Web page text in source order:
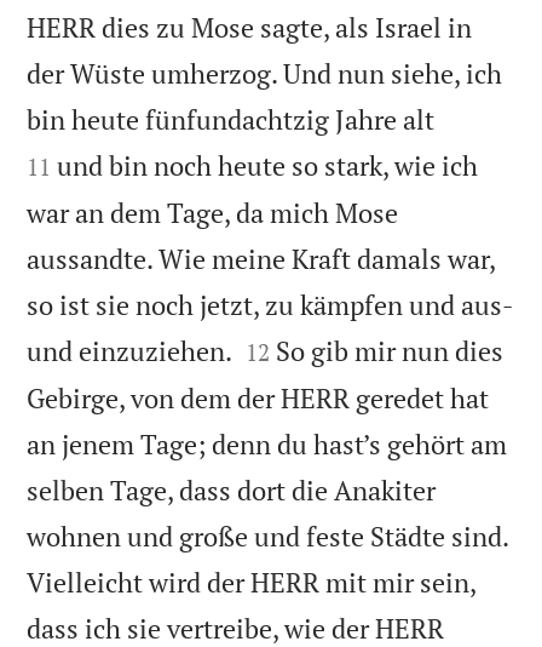
HERR dies zu Mose sagte, als Israel in
der Wüste umherzog. Und nun siehe, ich
bin heute fünfundachtzig Jahre alt
11 und bin noch heute so stark, wie ich
war an dem Tage, da mich Mose
aussandte. Wie meine Kraft damals war,
so ist sie noch jetzt, zu kämpfen und aus-
und einzuziehen. 

12 So gib mir nun dies
Gebirge, von dem der HERR geredet hat
an jenem Tage; denn du hast’s gehört am
selben Tage, dass dort die Anakiter
wohnen und große und feste Städte sind.
Vielleicht wird der HERR mit mir sein,
dass ich sie vertreibe, wie der HERR